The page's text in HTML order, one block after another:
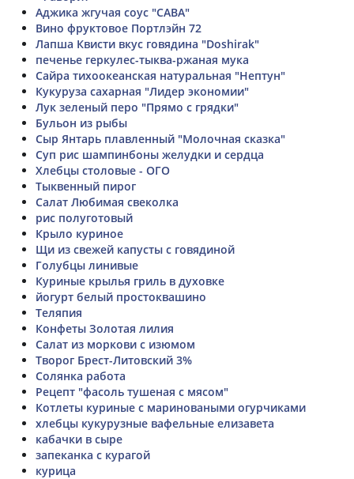
Аджика жгучая соус "САВА"
Вино фруктовое Портлэйн 72
Лапша Квисти вкус говядина "Doshirak"
печенье геркулес-тыква-ржаная мука
Сайра тихоокеанская натуральная "Нептун"
Кукуруза сахарная "Лидер экономии"
Лук зеленый перо "Прямо с грядки"
Бульон из рыбы
Сыр Янтарь плавленный "Молочная сказка"
Суп рис шампинбоны желудки и сердца
Хлебцы столовые - ОГО
Тыквенный пирог
Салат Любимая свеколка
рис полуготовый
Крыло куриное
Щи из свежей капусты с говядиной
Голубцы линивые
Куриные крылья гриль в духовке
йогурт белый простоквашино
Теляпия
Конфеты Золотая лилия
Салат из моркови с изюмом
Творог Брест-Литовский 3%
Солянка работа
Рецепт "фасоль тушеная с мясом"
Котлеты куриные с мариноваными огурчиками
хлебцы кукурузные вафельные елизавета
кабачки в сыре
запеканка с курагой
курица